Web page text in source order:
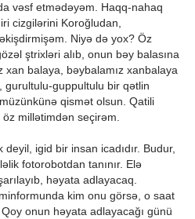
vəsf etmədəyəm. Haqq-nahaq
cizgilərini Koroğludan,
Niyə də yox? Öz
ştrixləri alıb, onun bəy balasına
xan balaya, bəybalamız xanbalaya
gurultulu-guppultulu bir qətlin
qismət olsun. Qatili
millətimdən seçirəm.
igid bir insan icadıdır. Budur,
fotorobotdan tanınır. Elə
həyata adlayacaq.
kim onu görsə, o saat
onun həyata adlayacağı günü